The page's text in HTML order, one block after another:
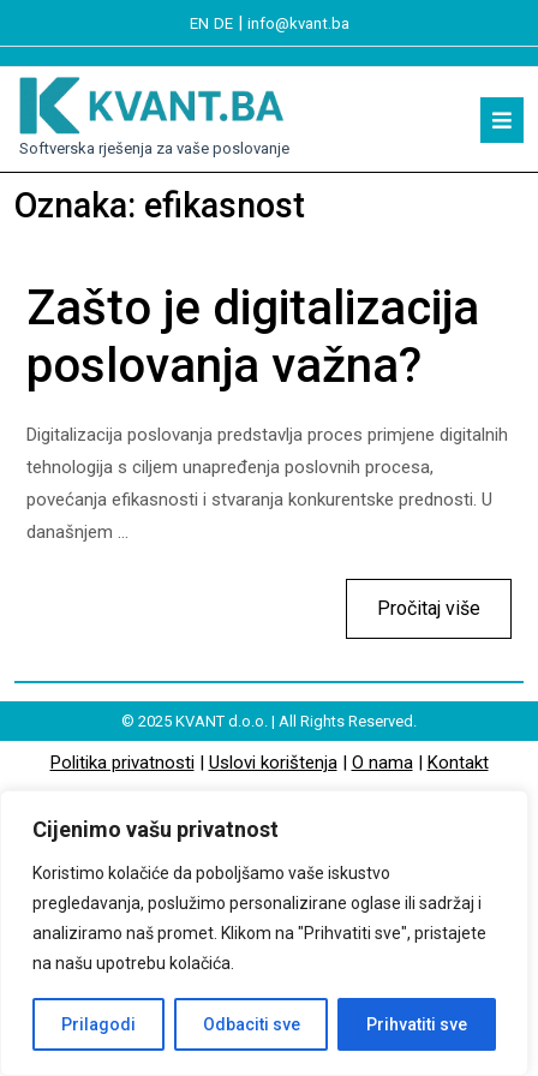
Cijenimo vašu privatnost
Koristimo kolačiće da poboljšamo vaše iskustvo
pregledavanja, poslužimo personalizirane oglase ili sadržaj i
analiziramo naš promet. Klikom na "Prihvatiti sve", pristajete
na našu upotrebu kolačića.
Prilagodi Odbaciti sve Prihvatiti sve
EN DE| info@kvant.ba
Softverska rješenja za vaše poslovanje
Oznaka: efikasnost
Zašto je digitalizacija
poslovanja važna?
Digitalizacija poslovanja predstavlja proces primjene digitalnih
tehnologija s ciljem unapređenja poslovnih procesa,
povećanja efikasnosti i stvaranja konkurentske prednosti. U
današnjem ...
Pročitaj više
© 2025 KVANT d.o.o. | All Rights Reserved.
Politika privatnosti| Uslovi korištenja| O nama| Kontakt